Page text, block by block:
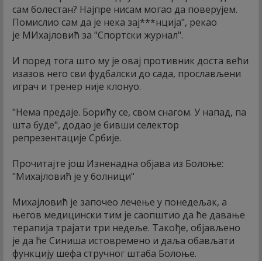
сам болестан? Најпре нисам могао да поверујем.
Помислио сам да је нека зај***нција", рекао
је МИхајловић за "Спортски журнал".
И поред тога што му је овај противник доста већи
изазов него сви фудбалски до сада, прослављени
играч и тренер није клонуо.
"Нема предаје. Борићу се, свом снагом. У напад, па
шта буде", додао је бивши селектор
репрезентације Србије.
Прочитајте још Изненадна објава из Болоње:
"Михајловић је у болници"
Михајловић је започео лечење у понедељак, а
његов медицински тим је саопштио да ће давање
терапија трајати три недеље. Такође, објављено
је да ће Синиша истовремено и даља обављати
функцију шефа стручног штаба Болоње.